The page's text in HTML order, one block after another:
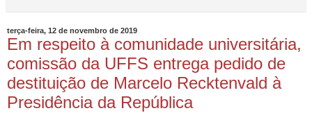
terça-feira, 12 de novembro de 2019
Em respeito à comunidade universitária,
comissão da UFFS entrega pedido de
destituição de Marcelo Recktenvald à
Presidência da República